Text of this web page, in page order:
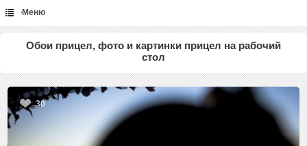
Меню
Обои прицел, фото и картинки прицел на рабочий
стол
30